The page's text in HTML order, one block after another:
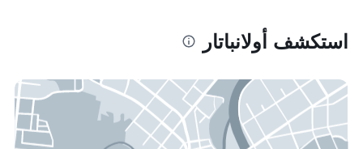
استكشف أولانباتار